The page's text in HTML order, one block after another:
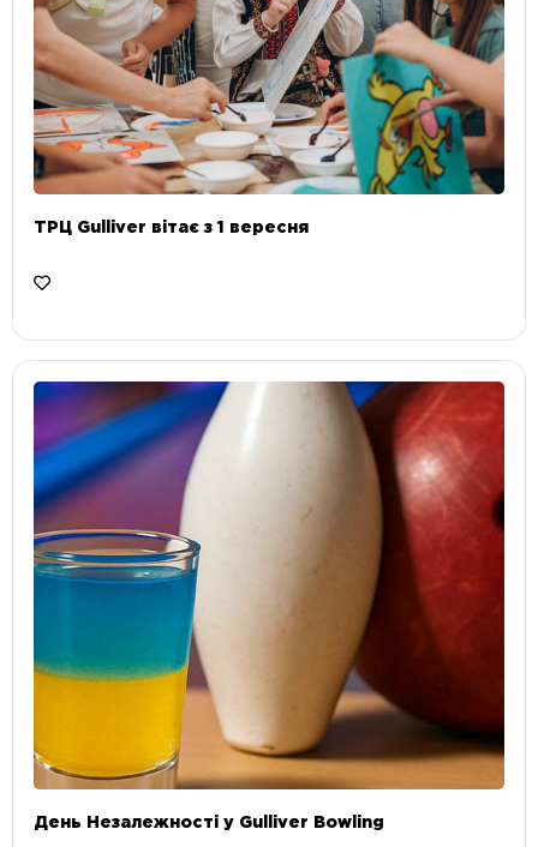
ТРЦ Gulliver вітає з 1 вересня
День Незалежності у Gulliver Bowling